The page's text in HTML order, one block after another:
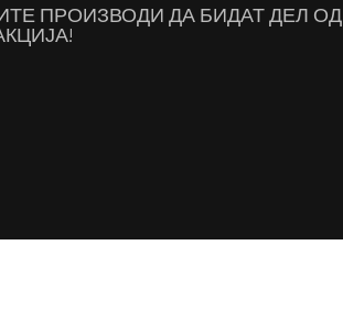
ПРОИЗВОДИ ДА БИДАТ ДЕЛ ОД